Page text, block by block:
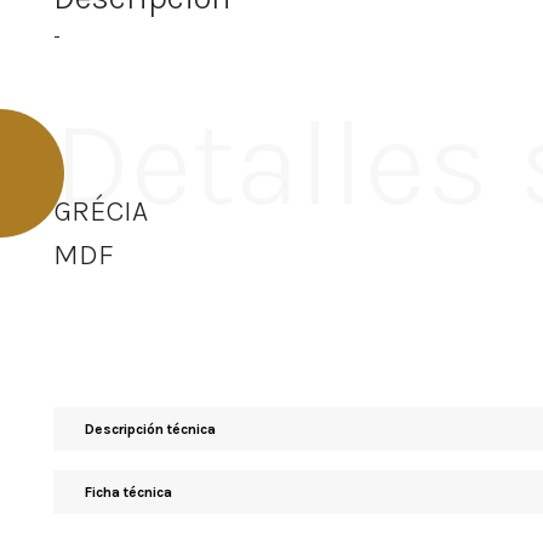
-
Detalles
GRÉCIA
MDF
Descripción técnica
Ficha técnica